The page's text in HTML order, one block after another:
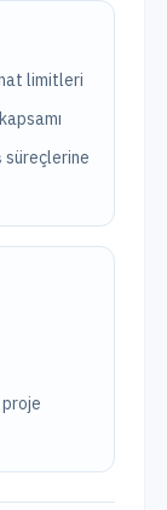
limitleri
süreçlerine